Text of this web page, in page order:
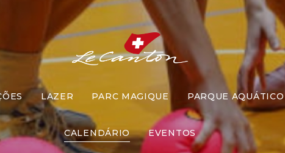
LAZER PARC MAGIQUE PARQUE AQUÁTICO
CALENDÁRIO EVENTOS
Ameba